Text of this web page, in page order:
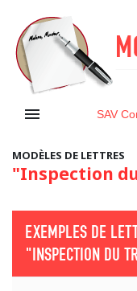
 SAV
MODÈLES DE LETTRES
"Inspection
EXEMPLES DE
"INSPECTION DU